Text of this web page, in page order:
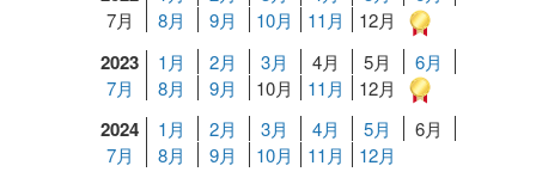
7月
8月 9月 10月 11月 12月
2023 1月 2月 3月 4月 5月
6月
7月
8月 9月 10月 11月 12月
2024 1月 2月 3月 4月 5月
6月
7月
8月 9月 10月 11月 12月